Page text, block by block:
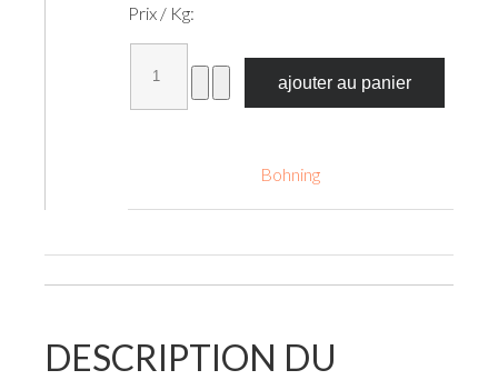
Prix / Kg:
Bohning
DESCRIPTION DU